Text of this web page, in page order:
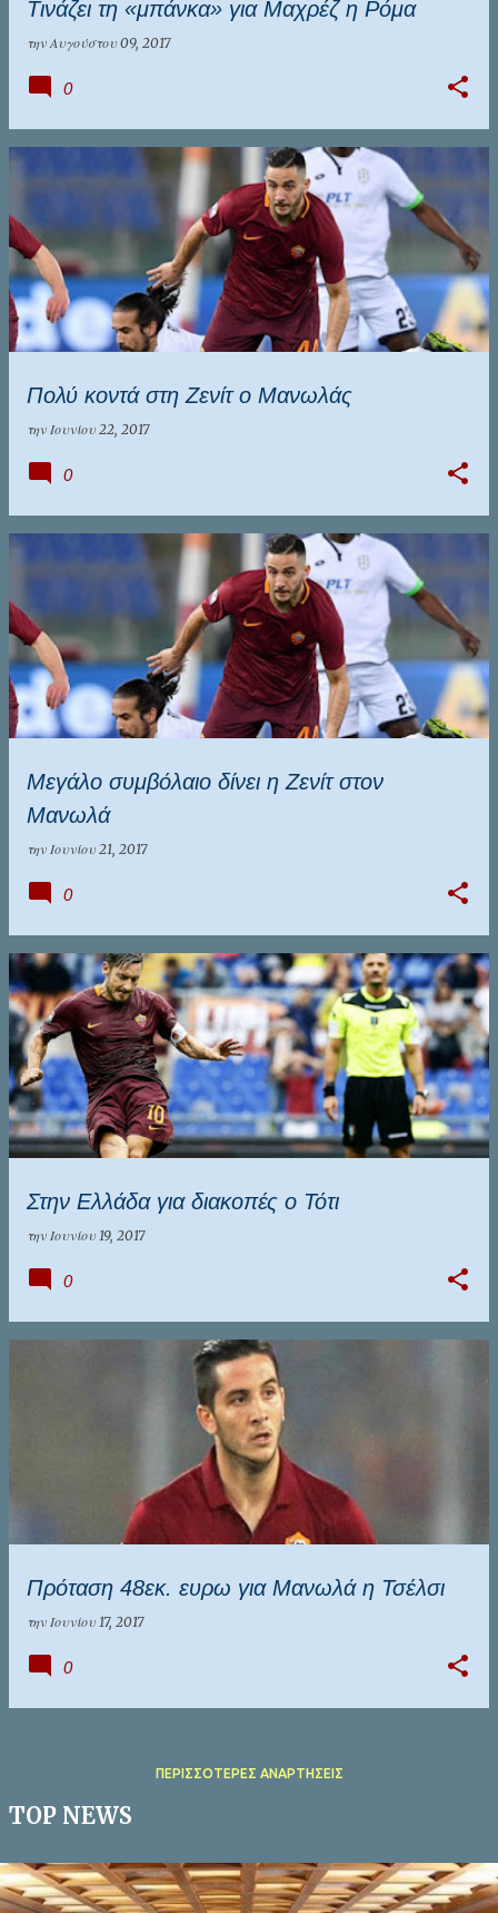
Τινάζει τη «μπάνκα» για Μαχρέζ η Ρόμα
την Αυγούστου 09, 2017
0
Πολύ κοντά στη Ζενίτ ο Μανωλάς
την Ιουνίου 22, 2017
0
Μεγάλο συμβόλαιο δίνει η Ζενίτ στον
Μανωλά
την Ιουνίου 21, 2017
0
Στην Ελλάδα για διακοπές ο Τότι
την Ιουνίου 19, 2017
0
Πρόταση 48εκ. ευρω για Μανωλά η Τσέλσι
την Ιουνίου 17, 2017
0
ΠΕΡΙΣΣΌΤΕΡΕΣ ΑΝΑΡΤΉΣΕΙΣ
TOP NEWS